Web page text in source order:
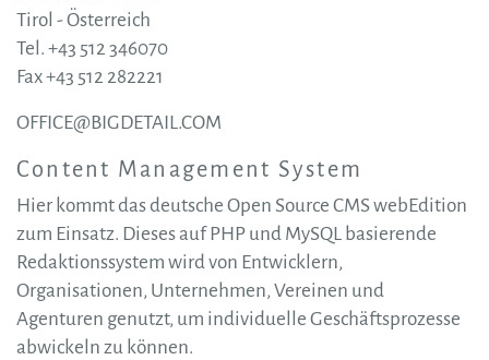
Tirol - Österreich
Tel. +43 512 346070
Fax +43 512 282221
OFFICE@BIGDETAIL.COM
Content Management System
Hier kommt das deutsche Open Source CMS webEdition
zum Einsatz. Dieses auf PHP und MySQL basierende
Redaktionssystem wird von Entwicklern,
Organisationen, Unternehmen, Vereinen und
Agenturen genutzt, um individuelle Geschäftsprozesse
abwickeln zu können.